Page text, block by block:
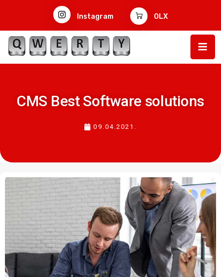
Instagram OLX
CMS Best Software solutions
09.04.2021.